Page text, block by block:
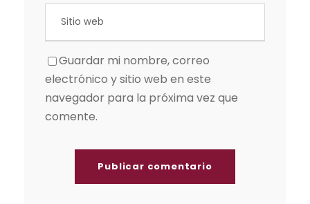
Guardar mi nombre, correo
electrónico y sitio web en este
navegador para la próxima vez que
comente.